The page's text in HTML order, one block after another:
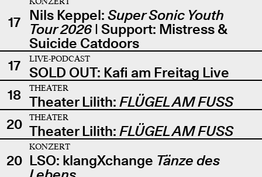
17 Nils Keppel: Super Sonic Youth
Tour 2026| Support: Mistress &
Suicide Catdoors
17
LIVE-PODCAST
SOLD OUT: Kafi am Freitag Live
18
THEATER
Theater Lilith: FLÜGEL AM FUSS
20
THEATER
Theater Lilith: FLÜGEL AM FUSS
20
KONZERT
LSO: klangXchange Tänze des